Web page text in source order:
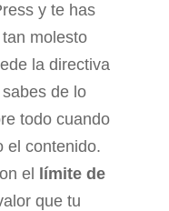
y te has
molesto
la directiva
de lo
todo cuando
el contenido.
el
límite de
que tu